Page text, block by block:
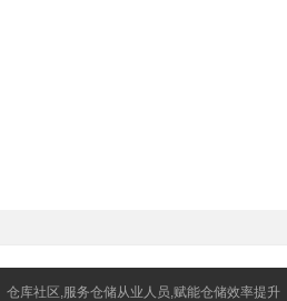
仓库社区,服务仓储从业人员,赋能仓储效率提升